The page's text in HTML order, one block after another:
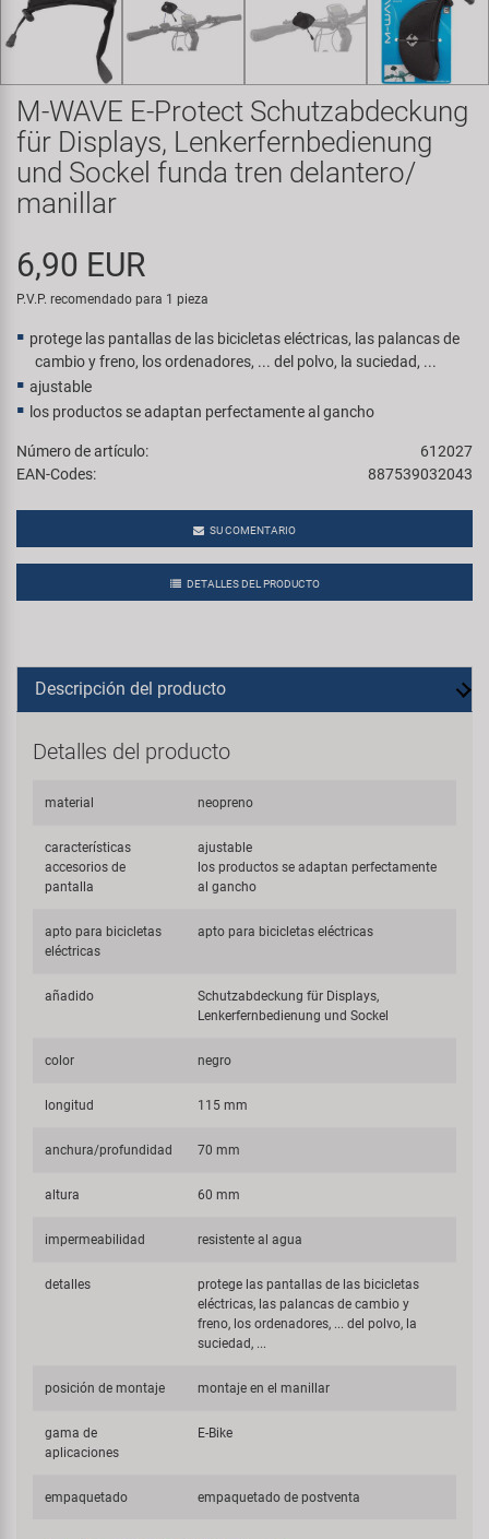
Transporte y Aparcamiento
Super B
Trail-Gator
Velo
Todas las marcas
M-WAVE E-Protect Schutzabdeckung
für Displays, Lenkerfernbedienung
und Sockel funda tren delantero/
manillar
6,90 EUR
P.V.P. recomendado para 1 pieza
protege las pantallas de las bicicletas eléctricas, las palancas de
cambio y freno, los ordenadores, ... del polvo, la suciedad, ...
ajustable
los productos se adaptan perfectamente al gancho
Número de artículo:
612027
EAN-Codes:
887539032043
SU COMENTARIO
DETALLES DEL PRODUCTO
Descripción del producto
Detalles del producto
material neopreno
características
accesorios de
pantalla
ajustable
los productos se adaptan perfectamente
al gancho
apto para bicicletas
eléctricas
apto para bicicletas eléctricas
añadido
Schutzabdeckung für Displays,
Lenkerfernbedienung und Sockel
color negro
longitud 115 mm
anchura/profundidad 70 mm
altura 60 mm
impermeabilidad resistente al agua
detalles
protege las pantallas de las bicicletas
eléctricas, las palancas de cambio y
freno, los ordenadores, ... del polvo, la
suciedad, ...
posición de montaje montaje en el manillar
gama de
aplicaciones
E-Bike
empaquetado empaquetado de postventa